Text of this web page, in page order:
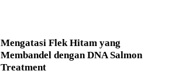
Mengatasi Flek Hitam yang
Membandel dengan DNA Salmon
Treatment